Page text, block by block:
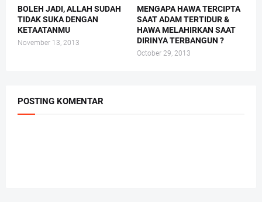
BOLEH JADI, ALLAH SUDAH
TIDAK SUKA DENGAN
KETAATANMU
November 13, 2013
MENGAPA HAWA TERCIPTA
SAAT ADAM TERTIDUR &
HAWA MELAHIRKAN SAAT
DIRINYA TERBANGUN ?
October 29, 2013
POSTING KOMENTAR